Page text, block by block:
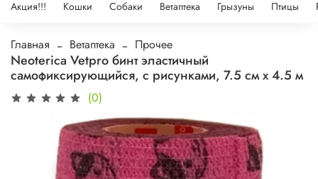
Акция!!! Кошки Собаки Ветаптека Грызуны Птицы
Главная Ветаптека Прочее
Neoterica Vetpro бинт эластичный
самофиксирующийся, с рисунками, 7.5 см х 4.5 м
(0)